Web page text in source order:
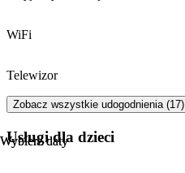
Wybierz daty
Wybierz daty
WiFi
Telewizor
Zobacz wszystkie udogodnienia (17)
usługi dla dzieci